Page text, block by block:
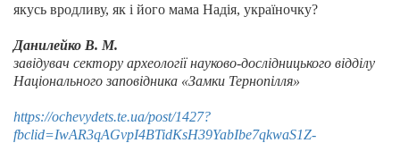
якусь вродливу, як і його мама Надія, україночку?
Данилейко В. М.
завідувач сектору археології науково-дослідницького відділу
Національного заповідника «Замки Тернопілля»
https://ochevydets.te.ua/post/1427?
fbclid=IwAR3qAGvpI4BTidKsH39YabIbe7qkwaS1Z-